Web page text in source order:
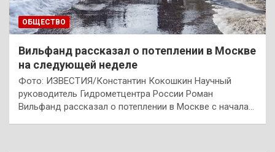
ОБЩЕСТВО
Вильфанд рассказал о потеплении в Москве
на следующей неделе
Фото: ИЗВЕСТИЯ/Константин Кокошкин Научный
руководитель Гидрометцентра России Роман
Вильфанд рассказал о потеплении в Москве с начала…